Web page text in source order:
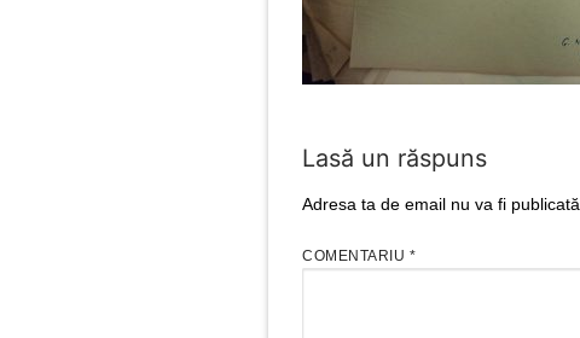
Lasă un răspuns
Adresa ta de email nu va fi publicată.
COMENTARIU *